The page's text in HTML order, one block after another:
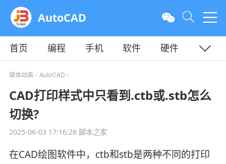
AutoCAD
首页 编程 手机 软件
硬件
教程
平面
媒体动画 > AutoCAD >
CAD打印样式中只看到.ctb或.stb怎么
切换?
2025-06-03 17:16:28脚本之家
在CAD绘图软件中，ctb和stb是两种不同的打印